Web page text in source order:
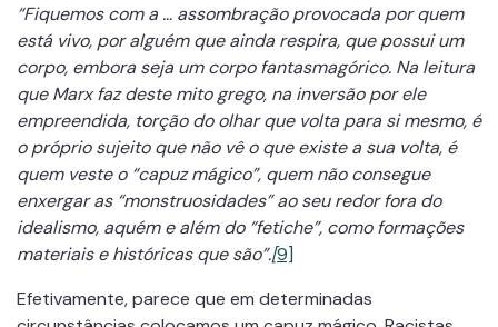
“Fiquemos com a … assombração provocada por quem
está vivo, por alguém que ainda respira, que possui um
corpo, embora seja um corpo fantasmagórico. Na leitura
que Marx faz deste mito grego, na inversão por ele
empreendida, torção do olhar que volta para si mesmo, é
o próprio sujeito que não vê o que existe a sua volta, é
quem veste o “capuz mágico”, quem não consegue
enxergar as “monstruosidades” ao seu redor fora do
idealismo, aquém e além do “fetiche”, como formações
materiais e históricas que são”.[9]
Efetivamente, parece que em determinadas